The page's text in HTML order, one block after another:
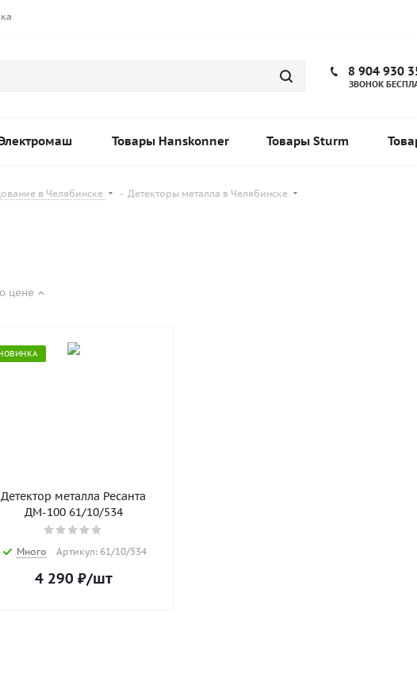
8 904 930
ЗВОНОК
Товары Hanskonner Товары Sturm
в Челябинске - Детекторы металла в Челябинске
цене
Детектор металла Ресанта
ДМ-100 61/10/534
Много Артикул: 61/10/534
4 290 ₽/шт